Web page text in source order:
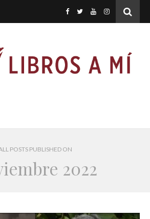
POSTS PUBLISHED ON
2022